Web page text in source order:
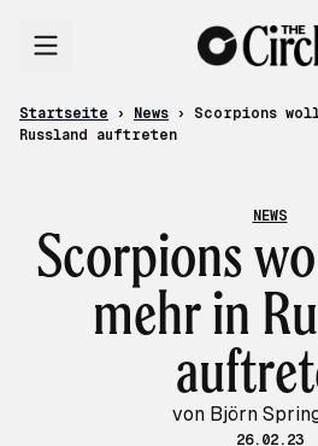
Startseite › News ›
Scorpions
Russland auftreten
NEWS
Scorpions
mehr in
von Björn
26.02.23